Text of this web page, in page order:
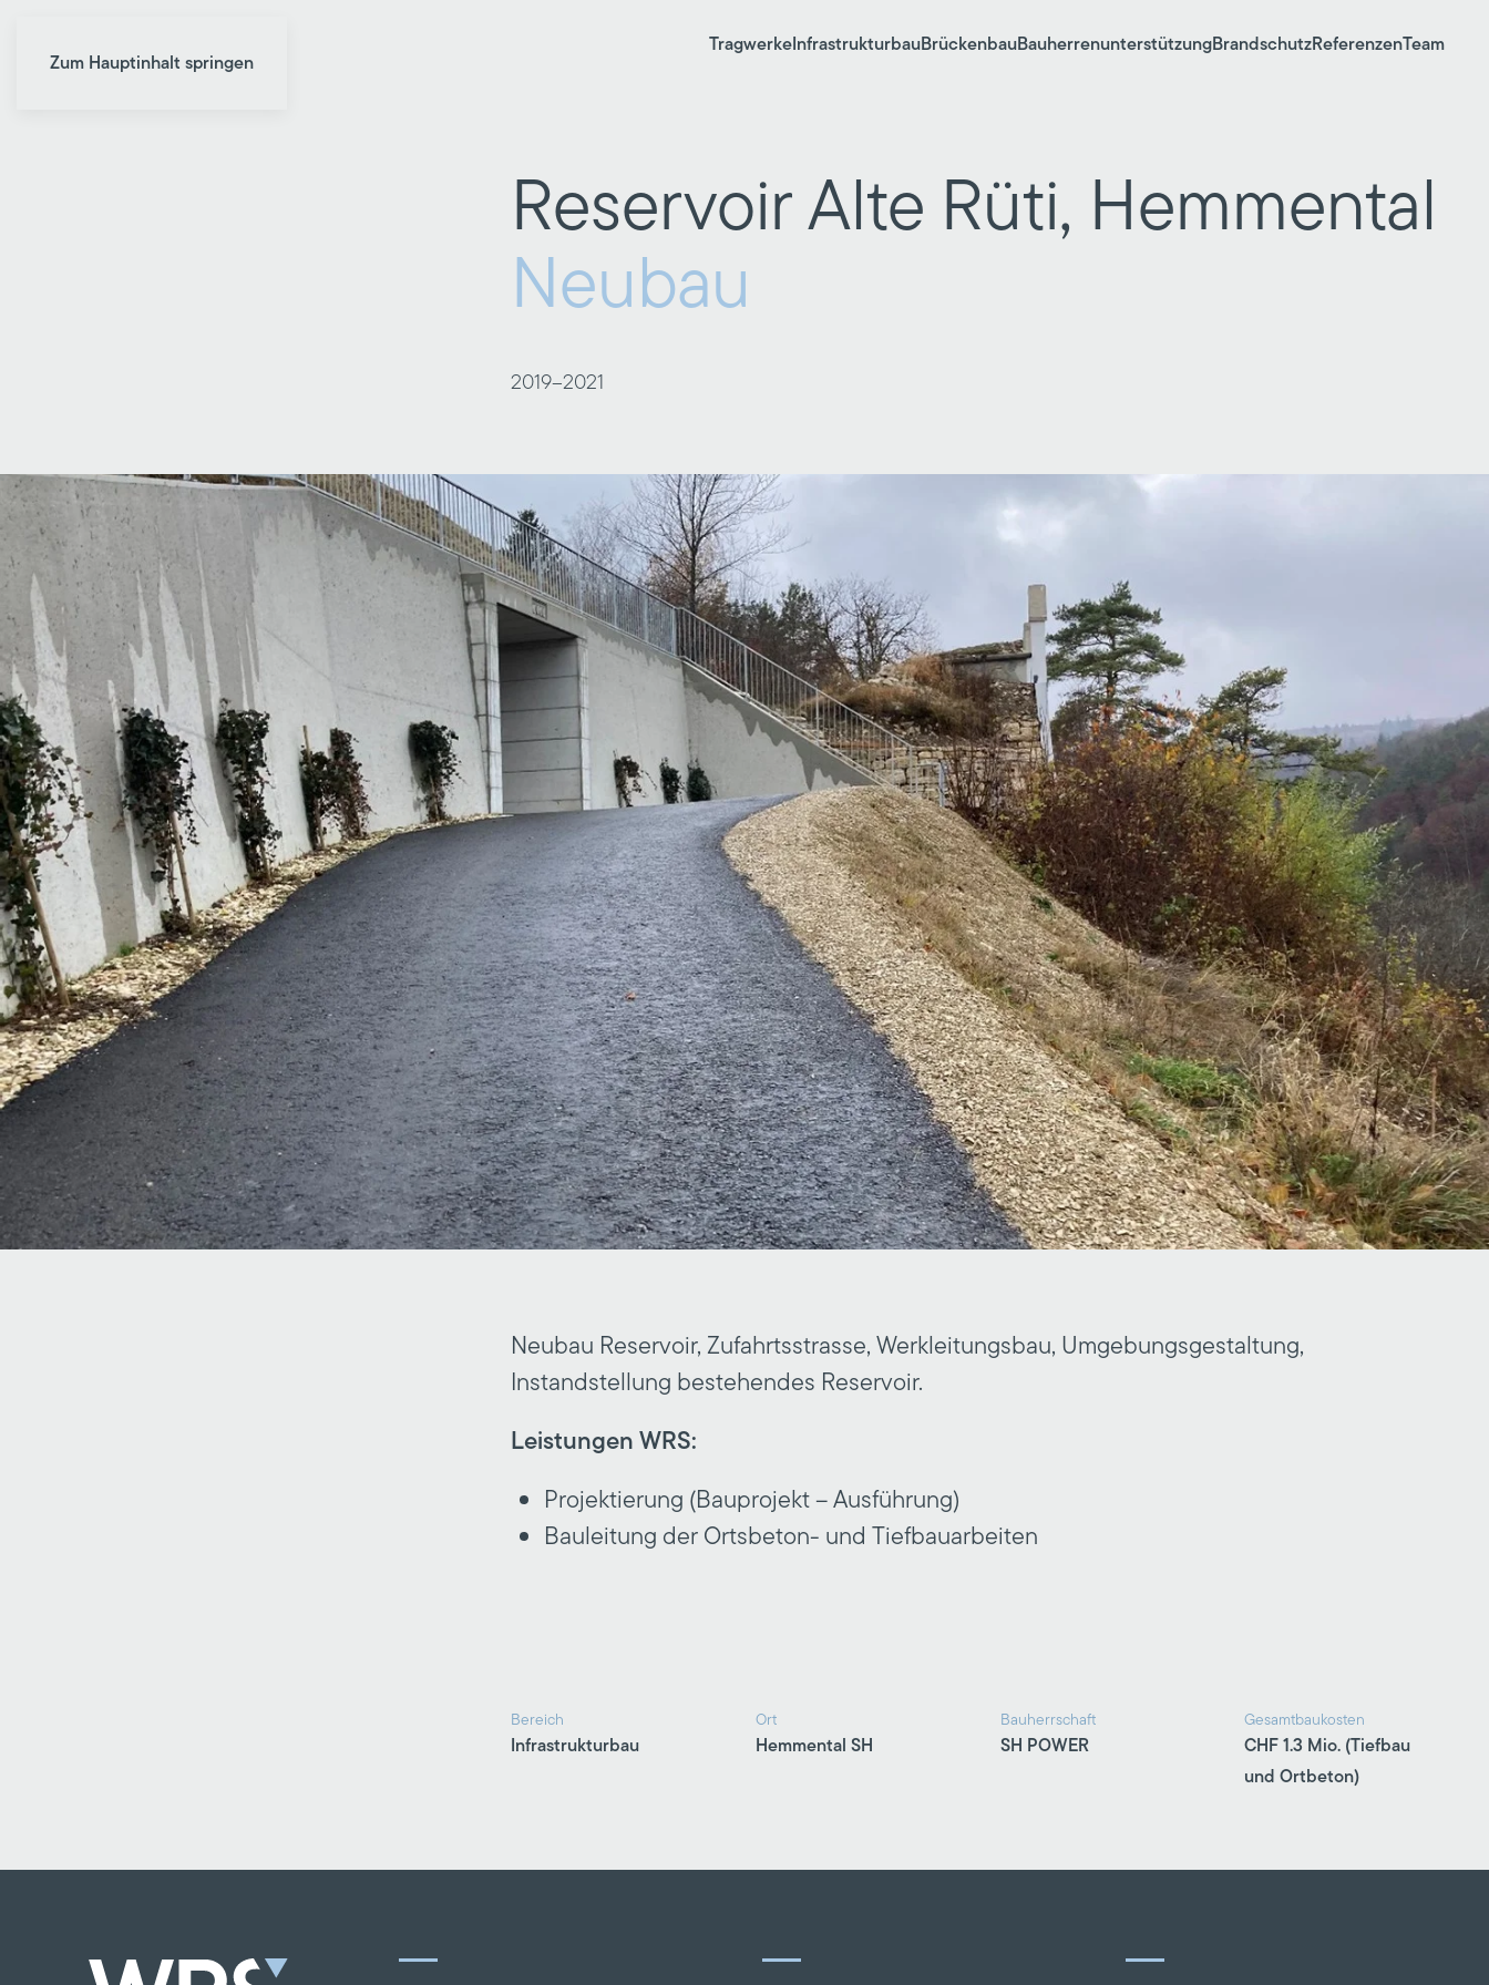
Zum Hauptinhalt springen
TragwerkeInfrastrukturbauBrückenbauBauherrenunterstützungBrandschutzReferenzenTeam
Reservoir Alte Rüti, Hemmental
Neubau
2019–2021
Neubau Reservoir, Zufahrtsstrasse, Werkleitungsbau, Umgebungsgestaltung,
Instandstellung bestehendes Reservoir.
Leistungen WRS:
Projektierung (Bauprojekt – Ausführung)
Bauleitung der Ortsbeton- und Tiefbauarbeiten
Bereich
Infrastrukturbau
Ort
Hemmental SH
Bauherrschaft
SH POWER
Gesamtbaukosten
CHF 1.3 Mio. (Tiefbau
und Ortbeton)